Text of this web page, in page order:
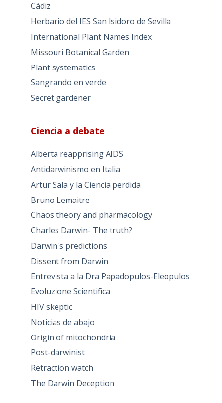
Cádiz
Herbario del IES San Isidoro de Sevilla
International Plant Names Index
Missouri Botanical Garden
Plant systematics
Sangrando en verde
Secret gardener
Ciencia a debate
Alberta reapprising AIDS
Antidarwinismo en Italia
Artur Sala y la Ciencia perdida
Bruno Lemaitre
Chaos theory and pharmacology
Charles Darwin- The truth?
Darwin's predictions
Dissent from Darwin
Entrevista a la Dra Papadopulos-Eleopulos
Evoluzione Scientifica
HIV skeptic
Noticias de abajo
Origin of mitochondria
Post-darwinist
Retraction watch
The Darwin Deception